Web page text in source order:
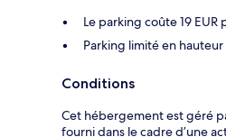
Le parking coûte 19 EUR
Parking limité en hauteur
Conditions
Cet hébergement est géré
fourni dans le cadre d’une